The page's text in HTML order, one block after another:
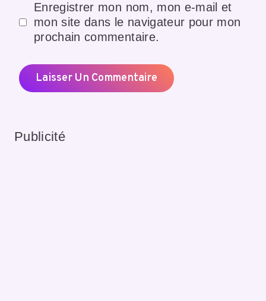
Enregistrer mon nom, mon e-mail et
mon site dans le navigateur pour mon
prochain commentaire.
Publicité